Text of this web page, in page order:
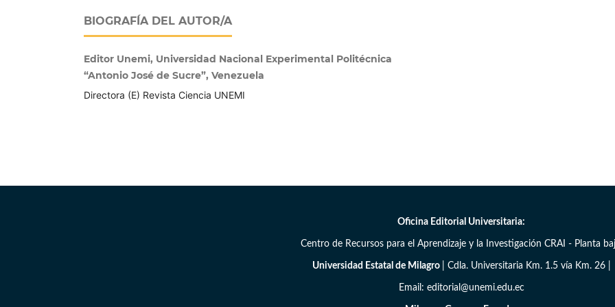
BIOGRAFÍA DEL AUTOR/A
Editor Unemi, Universidad Nacional Experimental Politécnica
“Antonio José de Sucre”, Venezuela
Directora (E) Revista Ciencia UNEMI
Oficina Editorial Universitaria:
Centro de Recursos para el Aprendizaje y la Investigación CRAI - Planta
Universidad Estatal de Milagro | Cdla. Universitaria Km. 1.5 vía Km. 26 |
Email: editorial@unemi.edu.ec